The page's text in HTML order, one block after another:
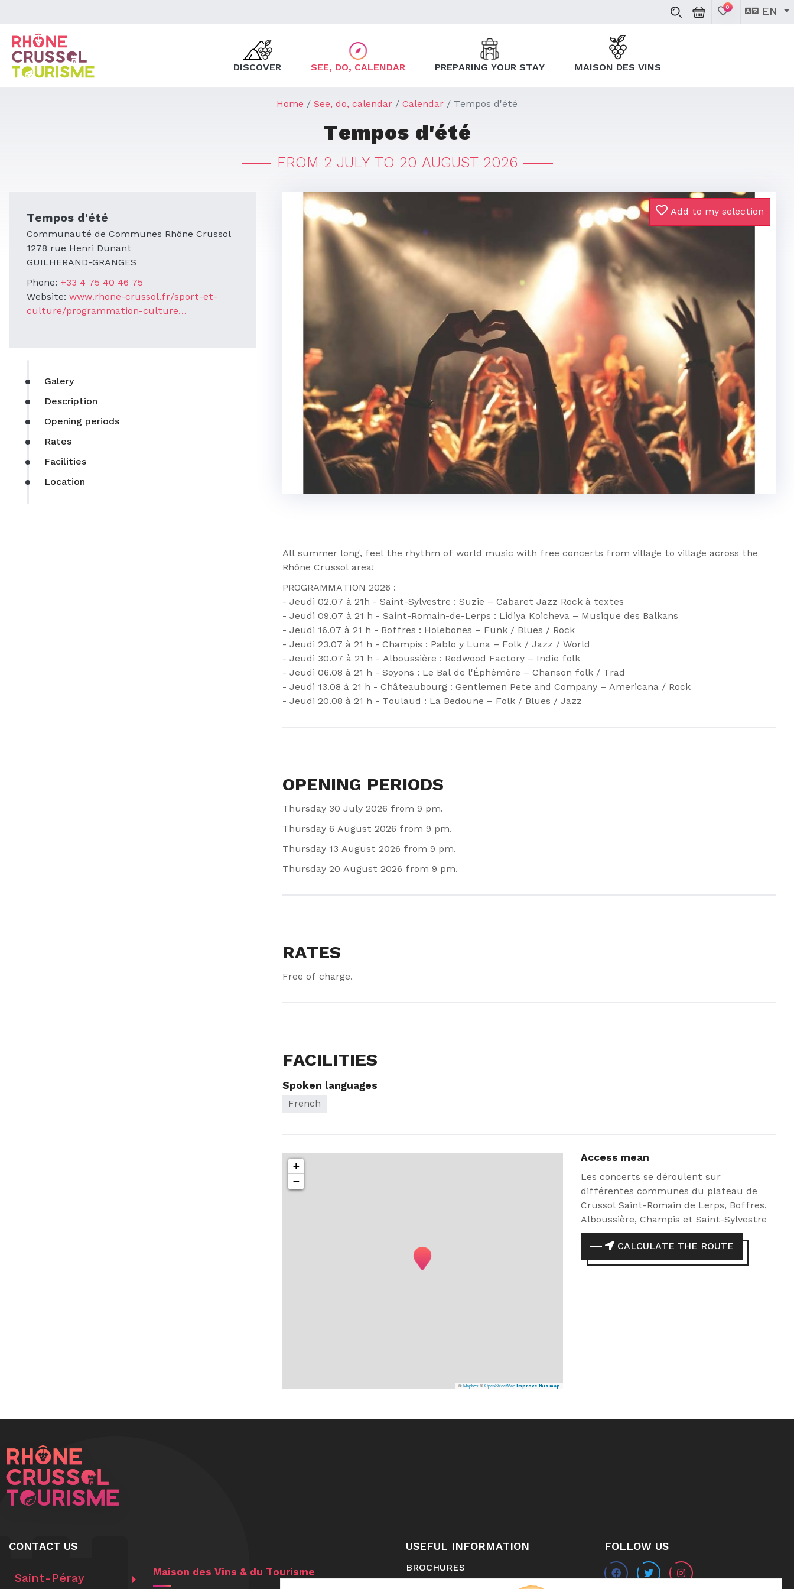
0 EN
DISCOVER SEE, DO, CALENDAR PREPARING YOUR STAY MAISON DES VINS
Home See, do, calendar Calendar Tempos d'été
Tempos d'été
FROM 2 JULY TO 20 AUGUST 2026
Tempos d'été
Communauté de Communes Rhône Crussol
1278 rue Henri Dunant
GUILHERAND-GRANGES
Phone: +33 4 75 40 46 75
Website: www.rhone-crussol.fr/sport-et-
culture/programmation-culture…
Galery
Description
Opening periods
Rates
Facilities
Location
Add to my selection
All summer long, feel the rhythm of world music with free concerts from village to village across the
Rhône Crussol area!
PROGRAMMATION 2026 :
- Jeudi 02.07 à 21h - Saint-Sylvestre : Suzie – Cabaret Jazz Rock à textes
- Jeudi 09.07 à 21 h - Saint-Romain-de-Lerps : Lidiya Koicheva – Musique des Balkans
- Jeudi 16.07 à 21 h - Boffres : Holebones – Funk / Blues / Rock
- Jeudi 23.07 à 21 h - Champis : Pablo y Luna – Folk / Jazz / World
- Jeudi 30.07 à 21 h - Alboussière : Redwood Factory – Indie folk
- Jeudi 06.08 à 21 h - Soyons : Le Bal de l'Éphémère – Chanson folk / Trad
- Jeudi 13.08 à 21 h - Châteaubourg : Gentlemen Pete and Company – Americana / Rock
- Jeudi 20.08 à 21 h - Toulaud : La Bedoune – Folk / Blues / Jazz
OPENING PERIODS
Thursday 30 July 2026 from 9 pm.
Thursday 6 August 2026 from 9 pm.
Thursday 13 August 2026 from 9 pm.
Thursday 20 August 2026 from 9 pm.
RATES
Free of charge.
FACILITIES
Spoken languages
French
+
−
©Mapbox©OpenStreetMap Improve this map
Access mean
Les concerts se déroulent sur
différentes communes du plateau de
Crussol Saint-Romain de Lerps, Boffres,
Alboussière, Champis et Saint-Sylvestre
CALCULATE THE ROUTE
CONTACT US
Saint-Péray
Maison des Vins & du Tourisme
USEFUL INFORMATION
BROCHURES
FOLLOW US